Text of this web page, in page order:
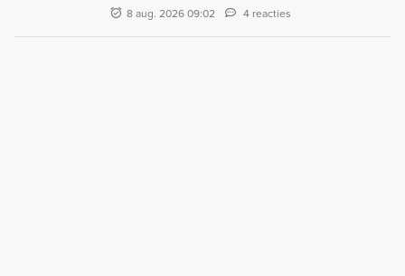
8 aug. 2026 09:02 4 reacties